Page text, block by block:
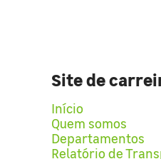
Site de
Início
Quem somos
Departamentos
Relatório de